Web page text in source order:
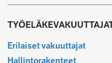
Erilaiset vakuuttajat
Hallintorakenteet